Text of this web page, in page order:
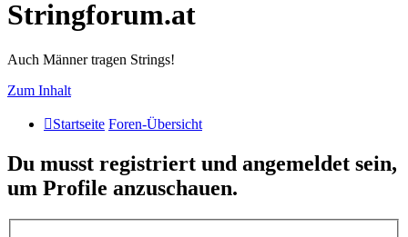
Stringforum.at
Auch Männer tragen Strings!
Zum Inhalt
Startseite Foren-Übersicht
Du musst registriert und angemeldet sein,
um Profile anzuschauen.